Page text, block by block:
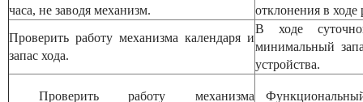
часа, не заводя механизм.
отклонения в ходе
Проверить работу механизма календаря и
запас хода.
В ходе
минимальный
устройства.
Проверить работу механизма